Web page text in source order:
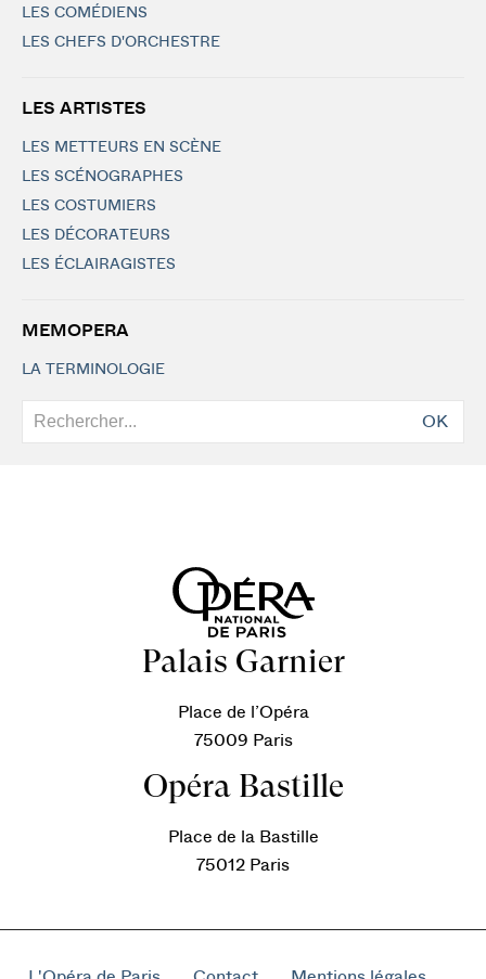
LES COMÉDIENS
LES CHEFS D'ORCHESTRE
LES ARTISTES
LES METTEURS EN SCÈNE
LES SCÉNOGRAPHES
LES COSTUMIERS
LES DÉCORATEURS
LES ÉCLAIRAGISTES
MEMOPERA
LA TERMINOLOGIE
OK
Palais Garnier
Place de l’Opéra
75009 Paris
Opéra Bastille
Place de la Bastille
75012 Paris